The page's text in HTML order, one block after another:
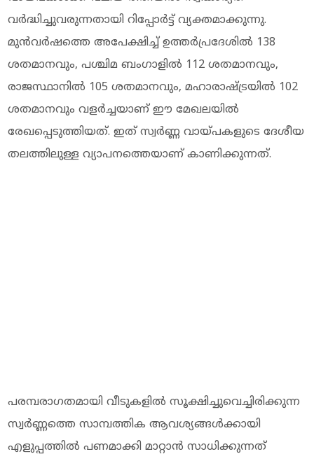
വർദ്ധിച്ചുവരുന്നതായി റിപ്പോർട്ട് വ്യക്തമാക്കുന്നു.
മുൻവർഷത്തെ അപേക്ഷിച്ച് ഉത്തർപ്രദേശിൽ 138
ശതമാനവും, പശ്ചിമ ബംഗാളിൽ 112 ശതമാനവും,
രാജസ്ഥാനിൽ 105 ശതമാനവും, മഹാരാഷ്ട്രയിൽ 102
ശതമാനവും വളർച്ചയാണ് ഈ മേഖലയിൽ
രേഖപ്പെടുത്തിയത്. ഇത് സ്വർണ്ണ വായ്പകളുടെ ദേശീയ
തലത്തിലുള്ള വ്യാപനത്തെയാണ് കാണിക്കുന്നത്.
പരമ്പരാഗതമായി വീടുകളിൽ സൂക്ഷിച്ചുവെച്ചിരിക്കുന്ന
സ്വർണ്ണത്തെ സാമ്പത്തിക ആവശ്യങ്ങൾക്കായി
എളുപ്പത്തിൽ പണമാക്കി മാറ്റാൻ സാധിക്കുന്നത്